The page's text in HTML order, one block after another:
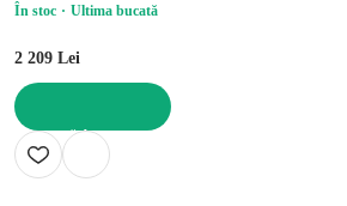
În stoc Ultima bucată
2 209 Lei
ADAUGĂ ÎN COȘ